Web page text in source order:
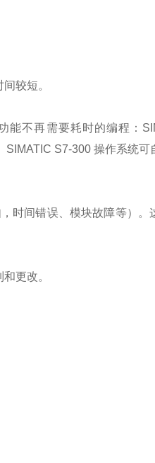
较短。
不再需要耗时的编程：
S7-300 操作系统
时间错误、模块故障等）。
更改。